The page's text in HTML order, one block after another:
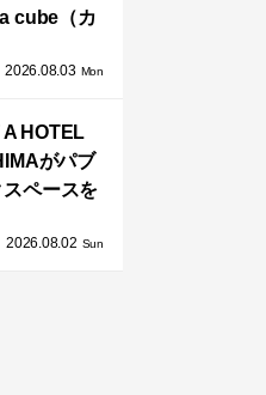
cube（カ
叶えるプ
の正体
2026.08.03 Mon
A HOTEL
がパブ
スペースを
」
2026.08.02 Sun